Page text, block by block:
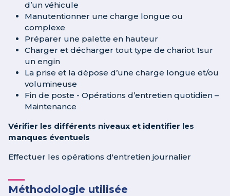
d’un véhicule
Manutentionner une charge longue ou
complexe
Préparer une palette en hauteur
Charger et décharger tout type de chariot 1sur
un engin
La prise et la dépose d’une charge longue et/ou
volumineuse
Fin de poste - Opérations d’entretien quotidien –
Maintenance
Vérifier les différents niveaux et identifier les
manques éventuels
Effectuer les opérations d'entretien journalier
Méthodologie utilisée